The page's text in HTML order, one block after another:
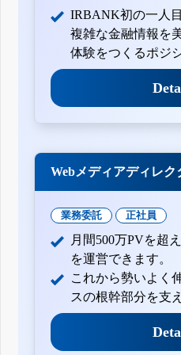
IRBANK初の一人
複雑な金融情報を
体験をつくるポジ
Webメディアディレク
業務委託 正社員
月間500万PVを超
を運営できます。
これから勢いよく
スの根幹部分を支